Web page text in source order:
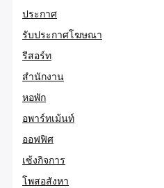
ประกาศ
รับประกาศโฆษณา
รีสอร์ท
สำนักงาน
หอพัก
อพาร์ทเม้นท์
ออฟฟิศ
เซ้งกิจการ
โพสอสังหา